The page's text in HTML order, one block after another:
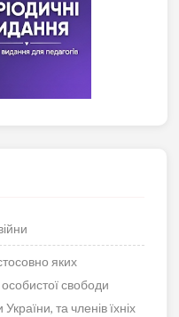
яких
свободи
та членів їхніх